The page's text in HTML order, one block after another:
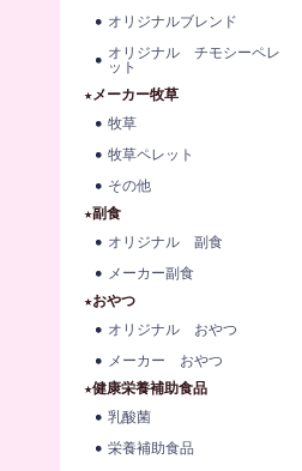
オリジナルブレンド
オリジナル チモシーペレ
ット
★メーカー牧草
牧草
牧草ペレット
その他
★副食
オリジナル 副食
メーカー副食
★おやつ
オリジナル おやつ
メーカー おやつ
★健康栄養補助食品
乳酸菌
栄養補助食品